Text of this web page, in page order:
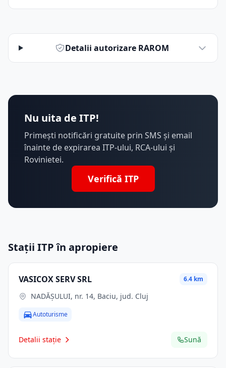
Detalii autorizare RAROM
Nu uita de ITP!
Primești notificări gratuite prin SMS și email
înainte de expirarea ITP-ului, RCA-ului și
Rovinietei.
Verifică ITP
Stații ITP în apropiere
VASICOX SERV SRL 6.4 km
NADĂȘULUI, nr. 14, Baciu, jud. Cluj
Autoturisme
Detalii stație Sună